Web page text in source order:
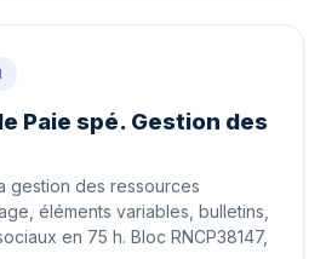
Paie spé. Gestion des
gestion des ressources
éléments variables, bulletins,
en 75 h. Bloc RNCP38147,